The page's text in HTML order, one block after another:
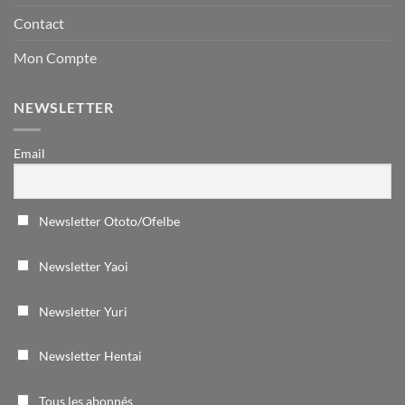
Contact
Mon Compte
NEWSLETTER
Email
Newsletter Ototo/Ofelbe
Newsletter Yaoi
Newsletter Yuri
Newsletter Hentai
Tous les abonnés